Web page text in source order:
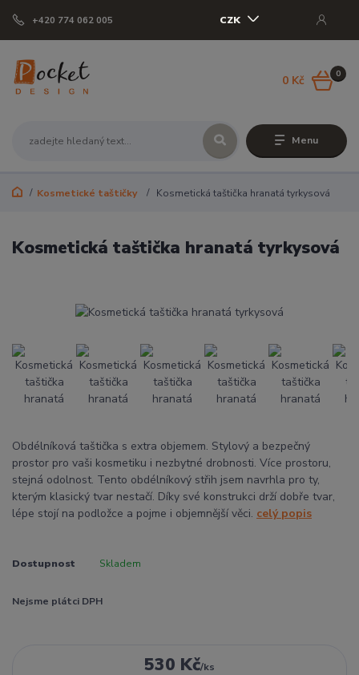
Menu
CZK
+420 774 062 005
0
0 Kč
Kosmetické taštičky Kosmetická taštička hranatá tyrkysová
Kosmetická taštička hranatá tyrkysová
Obdélníková taštička s extra objemem. Stylový a bezpečný
prostor pro vaši kosmetiku i nezbytné drobnosti. Více prostoru,
stejná odolnost. Tento obdélníkový střih jsem navrhla pro ty,
kterým klasický tvar nestačí. Díky své konstrukci drží dobře tvar,
lépe stojí na podložce a pojme i objemnější věci. celý popis
Dostupnost Skladem
Nejsme plátci DPH
530 Kč/ks